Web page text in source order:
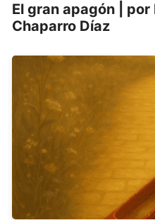
El gran apagón |
Chaparro Díaz